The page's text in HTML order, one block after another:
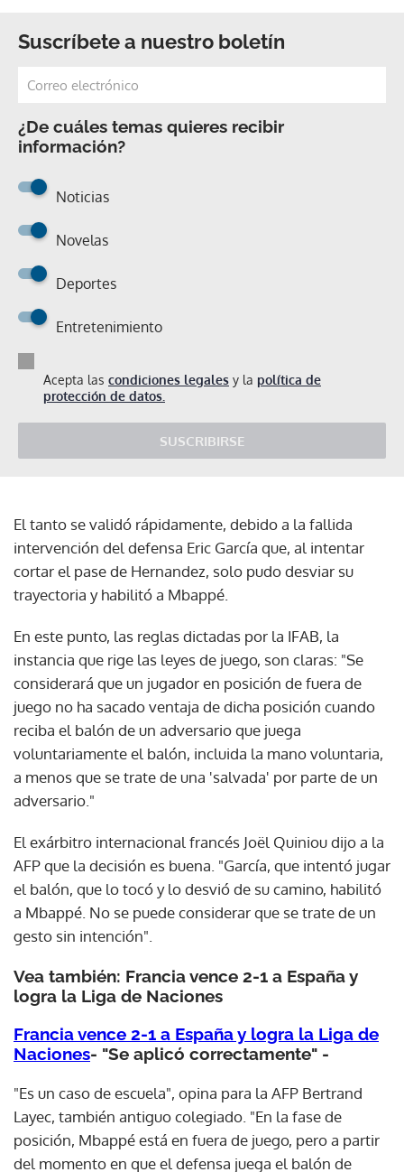
Suscríbete a nuestro boletín
¿De cuáles temas quieres recibir
información?
Noticias
Novelas
Deportes
Entretenimiento
Acepta las condiciones legales y la política de
protección de datos.
SUSCRIBIRSE
El tanto se validó rápidamente, debido a la fallida
intervención del defensa Eric García que, al intentar
cortar el pase de Hernandez, solo pudo desviar su
trayectoria y habilitó a Mbappé.
En este punto, las reglas dictadas por la IFAB, la
instancia que rige las leyes de juego, son claras: "Se
considerará que un jugador en posición de fuera de
juego no ha sacado ventaja de dicha posición cuando
reciba el balón de un adversario que juega
voluntariamente el balón, incluida la mano voluntaria,
a menos que se trate de una 'salvada' por parte de un
adversario."
El exárbitro internacional francés Joël Quiniou dijo a la
AFP que la decisión es buena. "García, que intentó jugar
el balón, que lo tocó y lo desvió de su camino, habilitó
a Mbappé. No se puede considerar que se trate de un
gesto sin intención".
Vea también: Francia vence 2-1 a España y
logra la Liga de Naciones
Francia vence 2-1 a España y logra la Liga de
Naciones- "Se aplicó correctamente" -
"Es un caso de escuela", opina para la AFP Bertrand
Layec, también antiguo colegiado. "En la fase de
posición, Mbappé está en fuera de juego, pero a partir
del momento en que el defensa juega el balón de